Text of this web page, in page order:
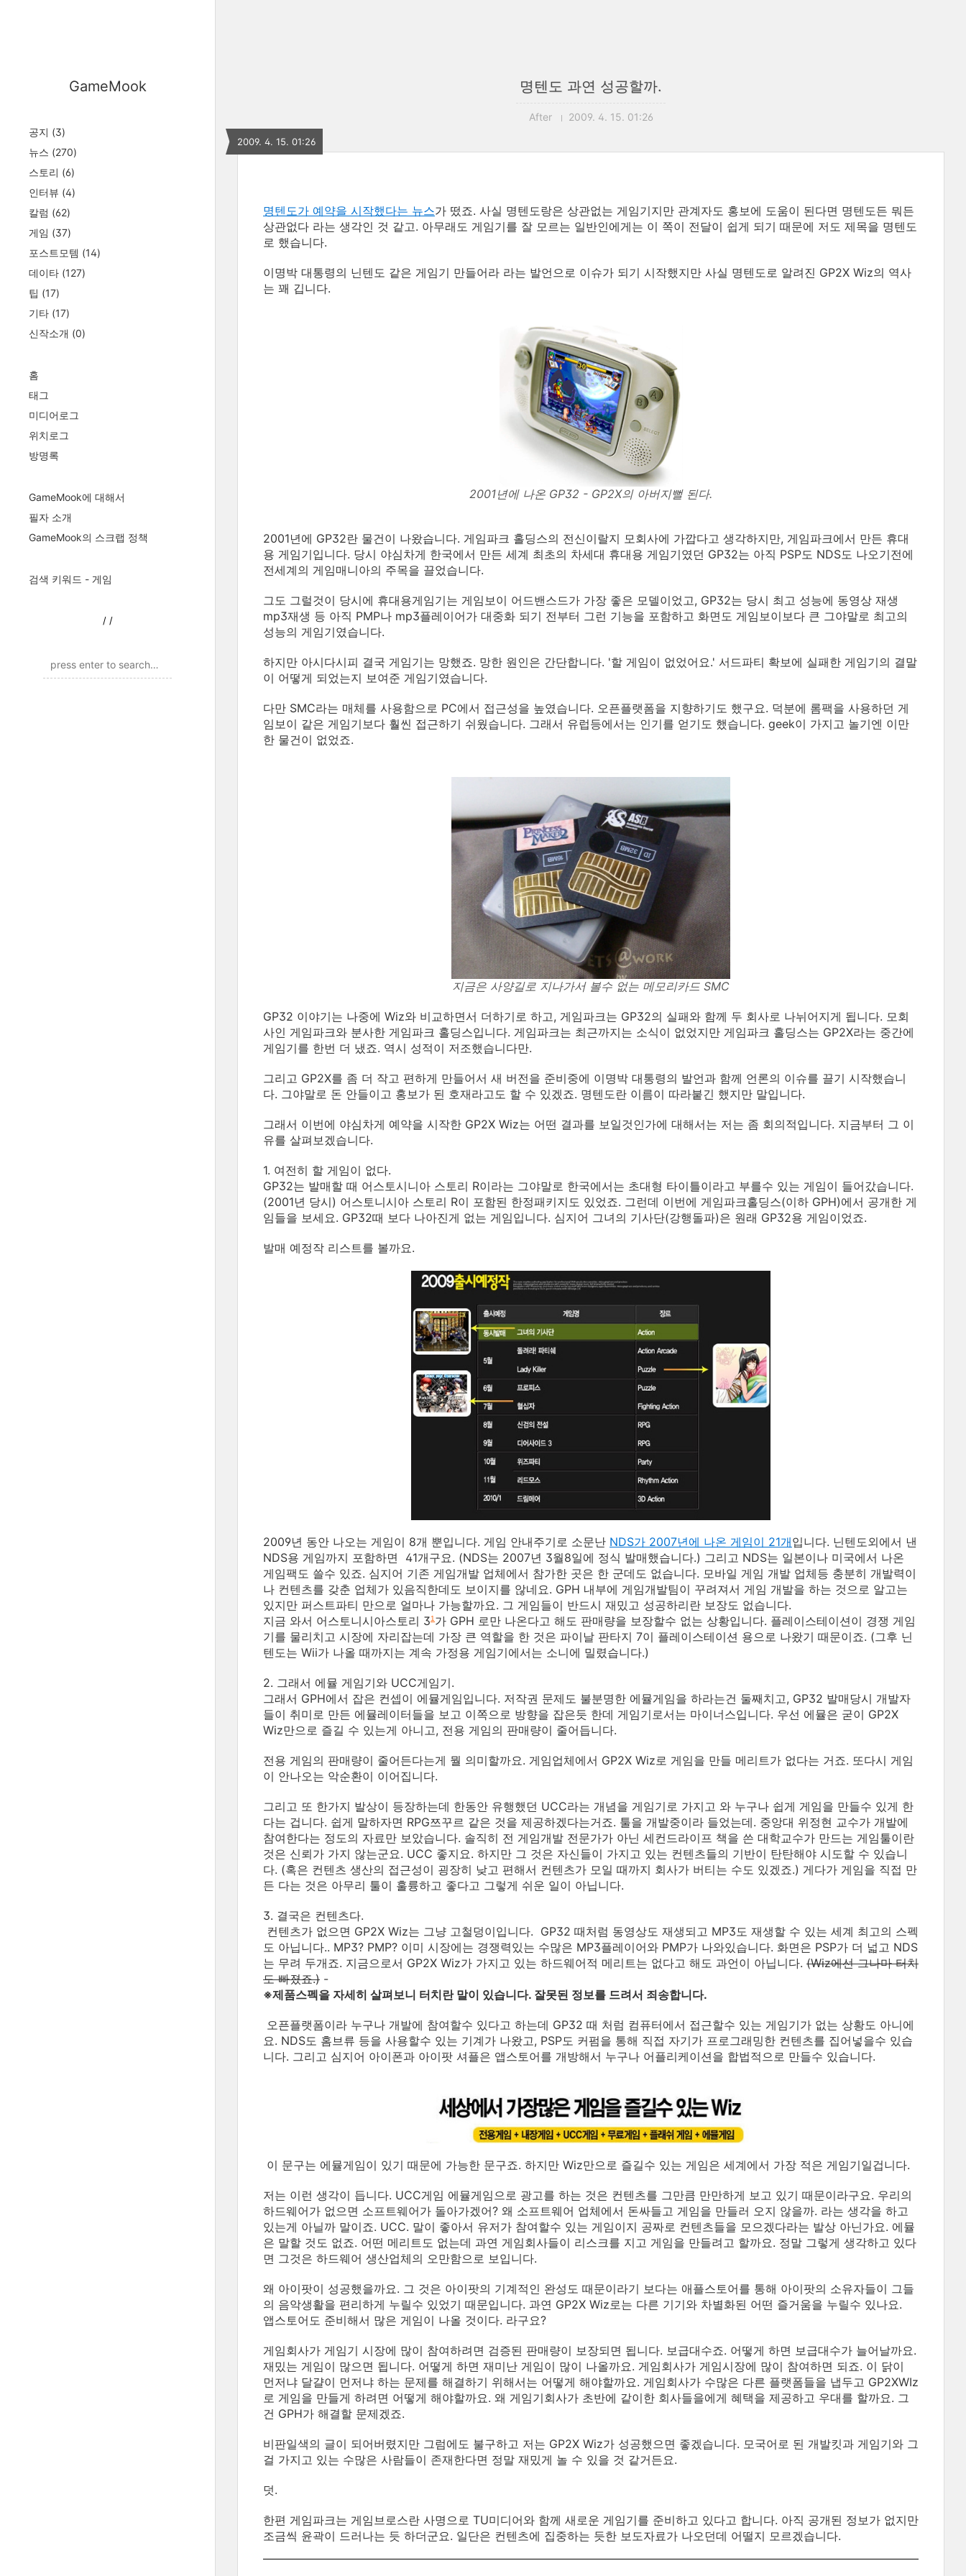
GameMook
공지 (3)
뉴스 (270)
스토리 (6)
인터뷰 (4)
칼럼 (62)
게임 (37)
포스트모템 (14)
데이타 (127)
팁 (17)
기타 (17)
신작소개 (0)
홈
태그
미디어로그
위치로그
방명록
GameMook에 대해서
필자 소개
GameMook의 스크랩 정책
검색 키워드 - 게임
/ /
명텐도 과연 성공할까.
After 2009. 4. 15. 01:26
2009. 4. 15. 01:26
명텐도가 예약을 시작했다는 뉴스가 떴죠. 사실 명텐도랑은 상관없는 게임기지만 관계자도 홍보에 도움이 된다면 명텐도든 뭐든
상관없다 라는 생각인 것 같고. 아무래도 게임기를 잘 모르는 일반인에게는 이 쪽이 전달이 쉽게 되기 때문에 저도 제목을 명텐도
로 했습니다.
이명박 대통령의 닌텐도 같은 게임기 만들어라 라는 발언으로 이슈가 되기 시작했지만 사실 명텐도로 알려진 GP2X Wiz의 역사
는 꽤 깁니다.
2001년에 나온 GP32 - GP2X의 아버지뻘 된다.
2001년에 GP32란 물건이 나왔습니다. 게임파크 홀딩스의 전신이랄지 모회사에 가깝다고 생각하지만, 게임파크에서 만든 휴대
용 게임기입니다. 당시 야심차게 한국에서 만든 세계 최초의 차세대 휴대용 게임기였던 GP32는 아직 PSP도 NDS도 나오기전에
전세계의 게임매니아의 주목을 끌었습니다.
그도 그럴것이 당시에 휴대용게임기는 게임보이 어드밴스드가 가장 좋은 모델이었고, GP32는 당시 최고 성능에 동영상 재생
mp3재생 등 아직 PMP나 mp3플레이어가 대중화 되기 전부터 그런 기능을 포함하고 화면도 게임보이보다 큰 그야말로 최고의
성능의 게임기였습니다.
하지만 아시다시피 결국 게임기는 망했죠. 망한 원인은 간단합니다. '할 게임이 없었어요.' 서드파티 확보에 실패한 게임기의 결말
이 어떻게 되었는지 보여준 게임기였습니다.
다만 SMC라는 매체를 사용함으로 PC에서 접근성을 높였습니다. 오픈플랫폼을 지향하기도 했구요. 덕분에 롬팩을 사용하던 게
임보이 같은 게임기보다 훨씬 접근하기 쉬웠습니다. 그래서 유럽등에서는 인기를 얻기도 했습니다. geek이 가지고 놀기엔 이만
한 물건이 없었죠.
지금은 사양길로 지나가서 볼수 없는 메모리카드 SMC
GP32 이야기는 나중에 Wiz와 비교하면서 더하기로 하고, 게임파크는 GP32의 실패와 함께 두 회사로 나뉘어지게 됩니다. 모회
사인 게임파크와 분사한 게임파크 홀딩스입니다. 게임파크는 최근까지는 소식이 없었지만 게임파크 홀딩스는 GP2X라는 중간에
게임기를 한번 더 냈죠. 역시 성적이 저조했습니다만.
그리고 GP2X를 좀 더 작고 편하게 만들어서 새 버전을 준비중에 이명박 대통령의 발언과 함께 언론의 이슈를 끌기 시작했습니
다. 그야말로 돈 안들이고 홍보가 된 호재라고도 할 수 있겠죠. 명텐도란 이름이 따라붙긴 했지만 말입니다.
그래서 이번에 야심차게 예약을 시작한 GP2X Wiz는 어떤 결과를 보일것인가에 대해서는 저는 좀 회의적입니다. 지금부터 그 이
유를 살펴보겠습니다.
1. 여전히 할 게임이 없다.
GP32는 발매할 때 어스토시니아 스토리 R이라는 그야말로 한국에서는 초대형 타이틀이라고 부를수 있는 게임이 들어갔습니다.
(2001년 당시) 어스토니시아 스토리 R이 포함된 한정패키지도 있었죠. 그런데 이번에 게임파크홀딩스(이하 GPH)에서 공개한 게
임들을 보세요. GP32때 보다 나아진게 없는 게임입니다. 심지어 그녀의 기사단(강행돌파)은 원래 GP32용 게임이었죠.
발매 예정작 리스트를 볼까요.
2009년 동안 나오는 게임이 8개 뿐입니다. 게임 안내주기로 소문난 NDS가 2007년에 나온 게임이 21개입니다. 닌텐도외에서 낸
NDS용 게임까지 포함하면 41개구요. (NDS는 2007년 3월8일에 정식 발매했습니다.) 그리고 NDS는 일본이나 미국에서 나온
게임팩도 쓸수 있죠. 심지어 기존 게임개발 업체에서 참가한 곳은 한 군데도 없습니다. 모바일 게임 개발 업체등 충분히 개발력이
나 컨텐츠를 갖춘 업체가 있음직한데도 보이지를 않네요. GPH 내부에 게임개발팀이 꾸려져서 게임 개발을 하는 것으로 알고는
있지만 퍼스트파티 만으로 얼마나 가능할까요. 그 게임들이 반드시 재밌고 성공하리란 보장도 없습니다.
지금 와서 어스토니시아스토리 31 가 GPH 로만 나온다고 해도 판매량을 보장할수 없는 상황입니다. 플레이스테이션이 경쟁 게임
기를 물리치고 시장에 자리잡는데 가장 큰 역할을 한 것은 파이날 판타지 7이 플레이스테이션 용으로 나왔기 때문이죠. (그후 닌
텐도는 Wii가 나올 때까지는 계속 가정용 게임기에서는 소니에 밀렸습니다.)
2. 그래서 에뮬 게임기와 UCC게임기.
그래서 GPH에서 잡은 컨셉이 에뮬게임입니다. 저작권 문제도 불분명한 에뮬게임을 하라는건 둘째치고, GP32 발매당시 개발자
들이 취미로 만든 에뮬레이터들을 보고 이쪽으로 방향을 잡은듯 한데 게임기로서는 마이너스입니다. 우선 에뮬은 굳이 GP2X
Wiz만으로 즐길 수 있는게 아니고, 전용 게임의 판매량이 줄어듭니다.
전용 게임의 판매량이 줄어든다는게 뭘 의미할까요. 게임업체에서 GP2X Wiz로 게임을 만들 메리트가 없다는 거죠. 또다시 게임
이 안나오는 악순환이 이어집니다.
그리고 또 한가지 발상이 등장하는데 한동안 유행했던 UCC라는 개념을 게임기로 가지고 와 누구나 쉽게 게임을 만들수 있게 한
다는 겁니다. 쉽게 말하자면 RPG쯔꾸르 같은 것을 제공하겠다는거죠. 툴을 개발중이라 들었는데. 중앙대 위정현 교수가 개발에
참여한다는 정도의 자료만 보았습니다. 솔직히 전 게임개발 전문가가 아닌 세컨드라이프 책을 쓴 대학교수가 만드는 게임툴이란
것은 신뢰가 가지 않는군요. UCC 좋지요. 하지만 그 것은 자신들이 가지고 있는 컨텐츠들의 기반이 탄탄해야 시도할 수 있습니
다. (혹은 컨텐츠 생산의 접근성이 굉장히 낮고 편해서 컨텐츠가 모일 때까지 회사가 버티는 수도 있겠죠.) 게다가 게임을 직접 만
든 다는 것은 아무리 툴이 훌륭하고 좋다고 그렇게 쉬운 일이 아닙니다.
3. 결국은 컨텐츠다.
컨텐츠가 없으면 GP2X Wiz는 그냥 고철덩이입니다. GP32 때처럼 동영상도 재생되고 MP3도 재생할 수 있는 세계 최고의 스펙
도 아닙니다.. MP3? PMP? 이미 시장에는 경쟁력있는 수많은 MP3플레이어와 PMP가 나와있습니다. 화면은 PSP가 더 넓고 NDS
는 무려 두개죠. 지금으로서 GP2X Wiz가 가지고 있는 하드웨어적 메리트는 없다고 해도 과언이 아닙니다. (Wiz에선 그나마 터치
도 빠졌죠.) -
※제품스펙을 자세히 살펴보니 터치란 말이 있습니다. 잘못된 정보를 드려서 죄송합니다.
오픈플랫폼이라 누구나 개발에 참여할수 있다고 하는데 GP32 때 처럼 컴퓨터에서 접근할수 있는 게임기가 없는 상황도 아니에
요. NDS도 홈브류 등을 사용할수 있는 기계가 나왔고, PSP도 커펌을 통해 직접 자기가 프로그래밍한 컨텐츠를 집어넣을수 있습
니다. 그리고 심지어 아이폰과 아이팟 셔플은 앱스토어를 개방해서 누구나 어플리케이션을 합법적으로 만들수 있습니다.
이 문구는 에뮬게임이 있기 때문에 가능한 문구죠. 하지만 Wiz만으로 즐길수 있는 게임은 세계에서 가장 적은 게임기일겁니다.
저는 이런 생각이 듭니다. UCC게임 에뮬게임으로 광고를 하는 것은 컨텐츠를 그만큼 만만하게 보고 있기 때문이라구요. 우리의
하드웨어가 없으면 소프트웨어가 돌아가겠어? 왜 소프트웨어 업체에서 돈싸들고 게임을 만들러 오지 않을까. 라는 생각을 하고
있는게 아닐까 말이죠. UCC. 말이 좋아서 유저가 참여할수 있는 게임이지 공짜로 컨텐츠들을 모으겠다라는 발상 아닌가요. 에뮬
은 말할 것도 없죠. 어떤 메리트도 없는데 과연 게임회사들이 리스크를 지고 게임을 만들려고 할까요. 정말 그렇게 생각하고 있다
면 그것은 하드웨어 생산업체의 오만함으로 보입니다.
왜 아이팟이 성공했을까요. 그 것은 아이팟의 기계적인 완성도 때문이라기 보다는 애플스토어를 통해 아이팟의 소유자들이 그들
의 음악생활을 편리하게 누릴수 있었기 때문입니다. 과연 GP2X Wiz로는 다른 기기와 차별화된 어떤 즐거움을 누릴수 있나요.
앱스토어도 준비해서 많은 게임이 나올 것이다. 라구요?
게임회사가 게임기 시장에 많이 참여하려면 검증된 판매량이 보장되면 됩니다. 보급대수죠. 어떻게 하면 보급대수가 늘어날까요.
재밌는 게임이 많으면 됩니다. 어떻게 하면 재미난 게임이 많이 나올까요. 게임회사가 게임시장에 많이 참여하면 되죠. 이 닭이
먼저냐 달걀이 먼저냐 하는 문제를 해결하기 위해서는 어떻게 해야할까요. 게임회사가 수많은 다른 플랫폼들을 냅두고 GP2XWIz
로 게임을 만들게 하려면 어떻게 해야할까요. 왜 게임기회사가 초반에 같이한 회사들을에게 혜택을 제공하고 우대를 할까요. 그
건 GPH가 해결할 문제겠죠.
비판일색의 글이 되어버렸지만 그럼에도 불구하고 저는 GP2X Wiz가 성공했으면 좋겠습니다. 모국어로 된 개발킷과 게임기와 그
걸 가지고 있는 수많은 사람들이 존재한다면 정말 재밌게 놀 수 있을 것 같거든요.
덧.
한편 게임파크는 게임브로스란 사명으로 TU미디어와 함께 새로운 게임기를 준비하고 있다고 합니다. 아직 공개된 정보가 없지만
조금씩 윤곽이 드러나는 듯 하더군요. 일단은 컨텐츠에 집중하는 듯한 보도자료가 나오던데 어떨지 모르겠습니다.